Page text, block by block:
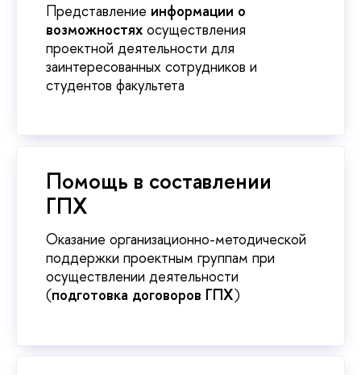
Представление информации о
озможностях осуществления
проектной деятельности для
заинтересованных сотрудников и
студентов факультета
Помощь в составлении
ГПХ
Оказание организационно-методической
поддержки проектным группам при
осуществлении деятельности
(подготовка договоров ГПХ)